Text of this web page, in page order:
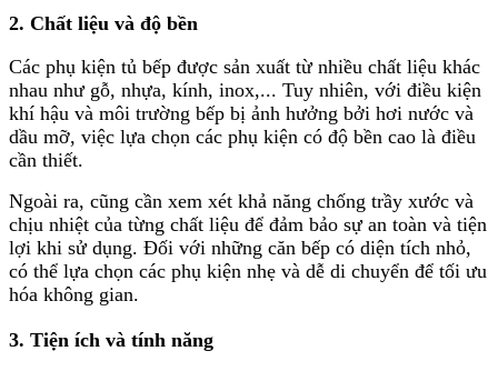
2. Chất liệu và độ bền
Các phụ kiện tủ bếp được sản xuất từ nhiều chất liệu khác
nhau như gỗ, nhựa, kính, inox,... Tuy nhiên, với điều kiện
khí hậu và môi trường bếp bị ảnh hưởng bởi hơi nước và
dầu mỡ, việc lựa chọn các phụ kiện có độ bền cao là điều
cần thiết.
Ngoài ra, cũng cần xem xét khả năng chống trầy xước và
chịu nhiệt của từng chất liệu để đảm bảo sự an toàn và tiện
lợi khi sử dụng. Đối với những căn bếp có diện tích nhỏ,
có thể lựa chọn các phụ kiện nhẹ và dễ di chuyển để tối ưu
hóa không gian.
3. Tiện ích và tính năng